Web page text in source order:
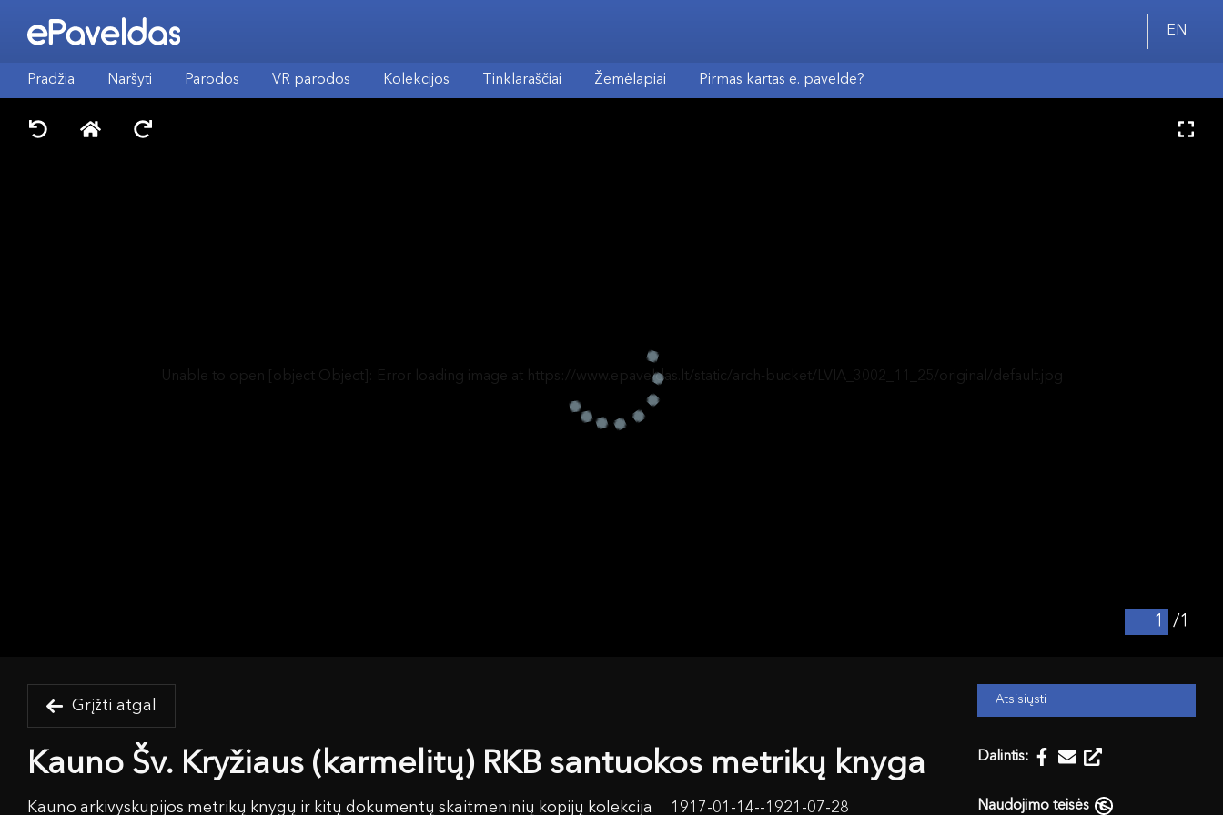
EN
Pradžia Naršyti Parodos VR parodos Kolekcijos Tinklaraščiai Žemėlapiai Pirmas kartas e. pavelde?
Unable to open [object Object]: Error loading image at https://www.epaveldas.lt/static/arch-bucket/LVIA_3002_11_25/original/default.jpg
/1
Grįžti atgal
Kauno Šv. Kryžiaus (karmelitų) RKB santuokos metrikų knyga
Kauno arkivyskupijos metrikų knygų ir kitų dokumentų skaitmeninių kopijų kolekcija
1917-01-14--1921-07-28
Atsisiųsti
Dalintis:
Naudojimo teisės